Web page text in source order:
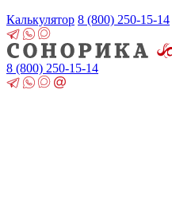
Калькулятор 8 (800) 250-15-14
8 (800) 250-15-14